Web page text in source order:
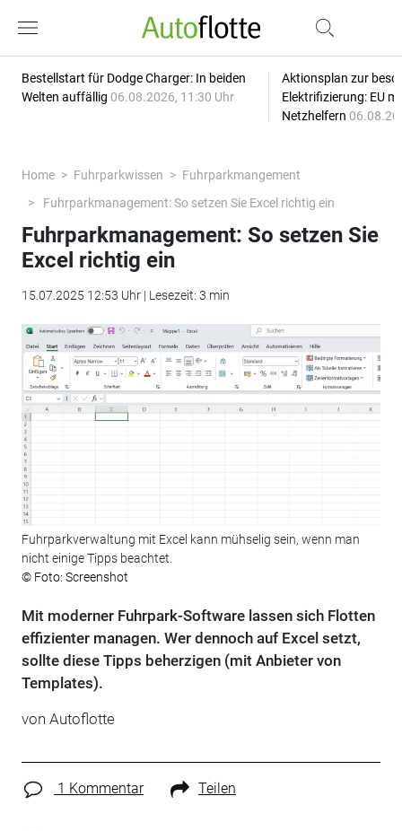
Bestellstart für Dodge Charger: In beiden
Welten auffällig 06.08.2026, 11:30 Uhr
Aktionsplan zur
Elektrifizierung: EU
Netzhelfern
Home Fuhrparkwissen
Fuhrparkmangement
Fuhrparkmanagement: So setzen Sie Excel richtig ein
Fuhrparkmanagement: So setzen Sie
Excel richtig ein
15.07.2025 12:53 Uhr | Lesezeit: 3 min
Fuhrparkverwaltung mit Excel kann mühselig sein, wenn man
nicht einige Tipps beachtet.
© Foto: Screenshot
Mit moderner Fuhrpark-Software lassen sich Flotten
effizienter managen. Wer dennoch auf Excel setzt,
sollte diese Tipps beherzigen (mit Anbieter von
Templates).
von Autoflotte
1 Kommentar Teilen